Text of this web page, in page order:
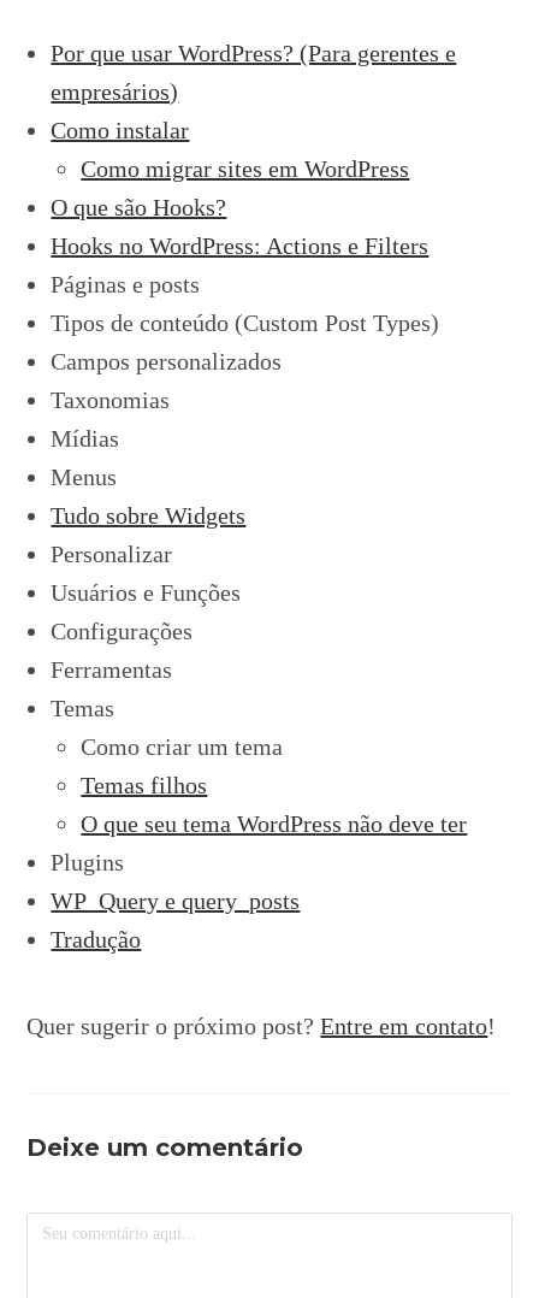
Por que usar WordPress? (Para gerentes e
empresários)
Como instalar
Como migrar sites em WordPress
O que são Hooks?
Hooks no WordPress: Actions e Filters
Páginas e posts
Tipos de conteúdo (Custom Post Types)
Campos personalizados
Taxonomias
Mídias
Menus
Tudo sobre Widgets
Personalizar
Usuários e Funções
Configurações
Ferramentas
Temas
Como criar um tema
Temas filhos
O que seu tema WordPress não deve ter
Plugins
WP_Query e query_posts
Tradução
Quer sugerir o próximo post?Entre em contato!
Deixe um comentário
Comentário